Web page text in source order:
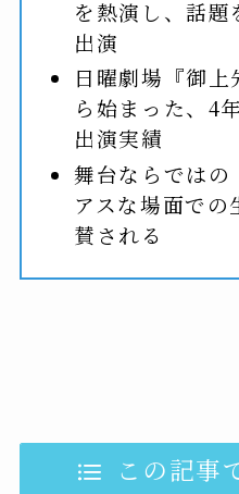
を熱演し、話題
出演
日曜劇場『御
ら始まった、4
出演実績
舞台ならではの
アスな場面での
賛される
この記事